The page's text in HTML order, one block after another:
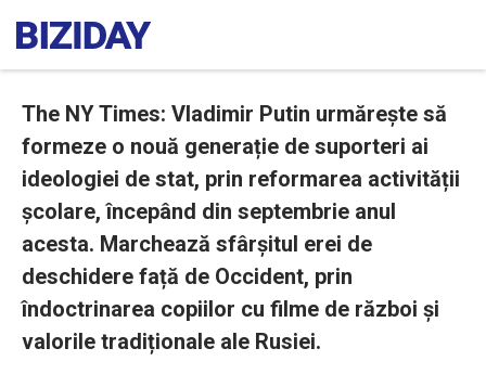
The NY Times: Vladimir Putin urmărește să
formeze o nouă generație de suporteri ai
ideologiei de stat, prin reformarea activității
școlare, începând din septembrie anul
acesta. Marchează sfârșitul erei de
deschidere față de Occident, prin
îndoctrinarea copiilor cu filme de război și
valorile tradiționale ale Rusiei.